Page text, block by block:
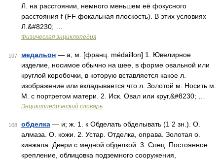
Л. на расстоянии, немного меньшем её фокусного
расстояния f (FF фокальная плоскость). В этих условиях
Л.&#8230; …
Физическая энциклопедия
107 медальон — а; м. [франц. médaillon] 1. Ювелирное
изделие, носимое обычно на шее, в форме овальной или
круглой коробочки, в которую вставляется какое л.
изображение или вкладывается что л. Золотой м. Носить м.
М. с портретом матери. 2. Иск. Овал или круг,&#8230; …
Энциклопедический словарь
108 обделка — и; ж. 1. к Обделать обделывать (1 2 зн.). О.
алмаза. О. кожи. 2. Устар. Отделка, оправа. Золотая о.
кинжала. Двери с медной обделкой. 3. Спец. Постоянное
крепление, облицовка подземного сооружения,